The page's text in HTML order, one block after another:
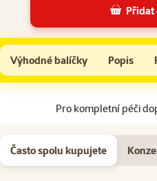
Přidat
Cestovní miska Dog Fantasy skládací
Do košíku
Výhodné balíčky Popis
Na začátek stránky
Pro kompletní péči
Často spolu kupujete